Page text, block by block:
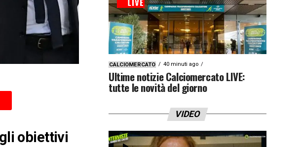
obiettivi
CALCIOMERCATO 40 minuti ago
Ultime notizie Calciomercato LIVE:
tutte le novità del giorno
VIDEO